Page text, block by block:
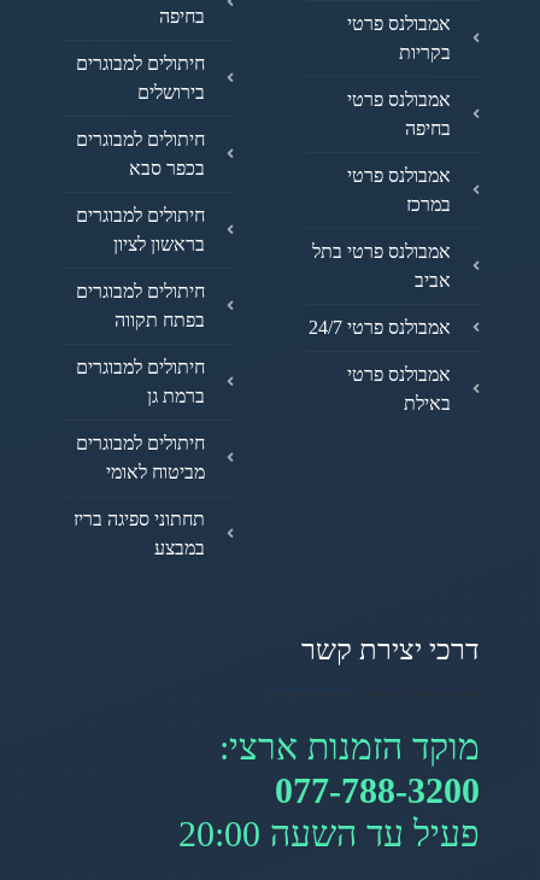
אמבולנס פרטי
בקריות
אמבולנס פרטי
בחיפה
אמבולנס פרטי
במרכז
אמבולנס פרטי בתל
אביב
אמבולנס פרטי 24/7
אמבולנס פרטי
באילת
בחיפה
חיתולים למבוגרים
בירושלים
חיתולים למבוגרים
בכפר סבא
חיתולים למבוגרים
בראשון לציון
חיתולים למבוגרים
בפתח תקווה
חיתולים למבוגרים
ברמת גן
חיתולים למבוגרים
מביטוח לאומי
תחתוני ספיגה בריז
במבצע
דרכי יצירת קשר
מוקד הזמנות ארצי:
077-788-3200
פעיל עד השעה 20:00